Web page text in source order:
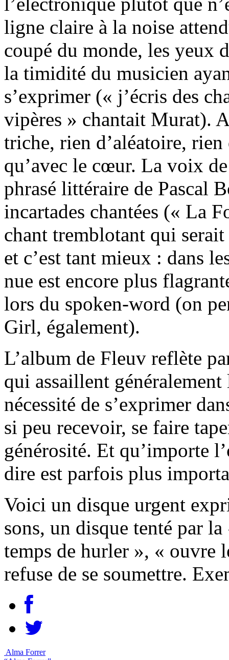
ligne claire à la noise
coupé du monde, les yeux
la timidité du musicien
s’exprimer (« j’écris des
vipères » chantait Murat).
triche, rien d’aléatoire,
qu’avec le cœur. La voix
phrasé littéraire de Pascal
incartades chantées (« La
chant tremblotant qui
et c’est tant mieux : dans
nue est encore plus
lors du spoken-word (on
Girl, également).
L’album de Fleuv reflète
qui assaillent
nécessité de s’exprimer
si peu recevoir, se faire
générosité. Et qu’importe
dire est parfois plus
Voici un disque urgent
sons, un disque tenté par
temps de hurler », « ouvre
refuse de se soumettre.
Alma Forrer